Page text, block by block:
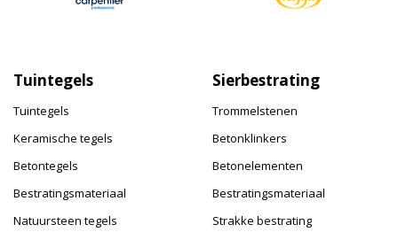
Tuintegels
Tuintegels
Keramische tegels
Betontegels
Bestratingsmateriaal
Natuursteen tegels
Sierbestrating
Trommelstenen
Betonklinkers
Betonelementen
Bestratingsmateriaal
Strakke bestrating